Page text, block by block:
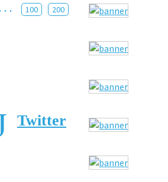
... 100
200
Twitter